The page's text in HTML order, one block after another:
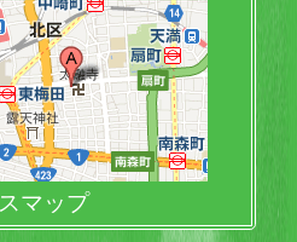
マップ